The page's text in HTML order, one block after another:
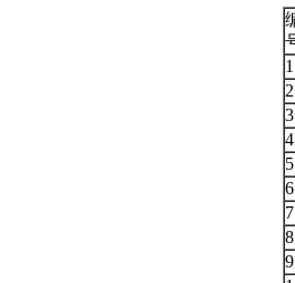
1
2
3
4
5
6
7
8
9